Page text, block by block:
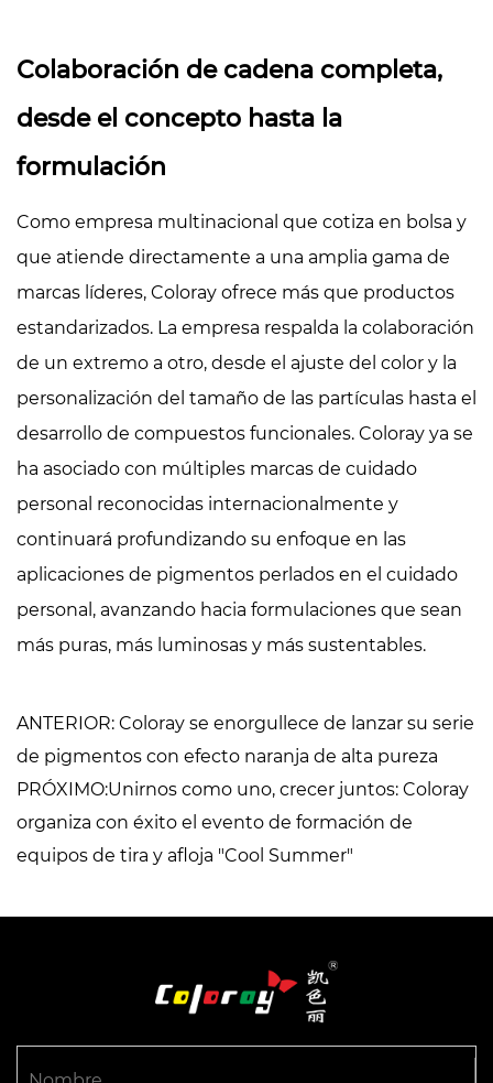
Colaboración de cadena completa,
desde el concepto hasta la
formulación
Como empresa multinacional que cotiza en bolsa y
que atiende directamente a una amplia gama de
marcas líderes, Coloray ofrece más que productos
estandarizados. La empresa respalda la colaboración
de un extremo a otro, desde el ajuste del color y la
personalización del tamaño de las partículas hasta el
desarrollo de compuestos funcionales. Coloray ya se
ha asociado con múltiples marcas de cuidado
personal reconocidas internacionalmente y
continuará profundizando su enfoque en las
aplicaciones de pigmentos perlados en el cuidado
personal, avanzando hacia formulaciones que sean
más puras, más luminosas y más sustentables.
ANTERIOR: Coloray se enorgullece de lanzar su serie
de pigmentos con efecto naranja de alta pureza
PRÓXIMO:Unirnos como uno, crecer juntos: Coloray
organiza con éxito el evento de formación de
equipos de tira y afloja "Cool Summer"